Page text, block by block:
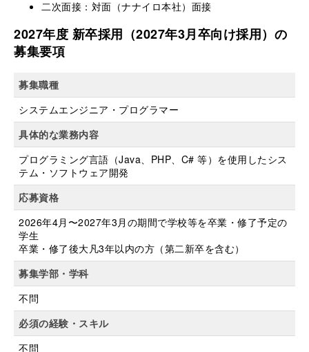
二次面接：対面（ナナイロ本社）面接
2027年度 新卒採用（2027年3月卒向け採用）の
募集要項
募集職種
システムエンジニア・プログラマー
具体的な業務内容
プログラミング言語（Java、PHP、C# 等）を使用したシス
テム・ソフトウェア開発
応募資格
2026年4月〜2027年3月の期間で学校等を卒業・修了予定の
学生
卒業・修了後大凡3年以内の方（第二新卒を含む）
募集学部・学科
不問
必須の経験・スキル
不問